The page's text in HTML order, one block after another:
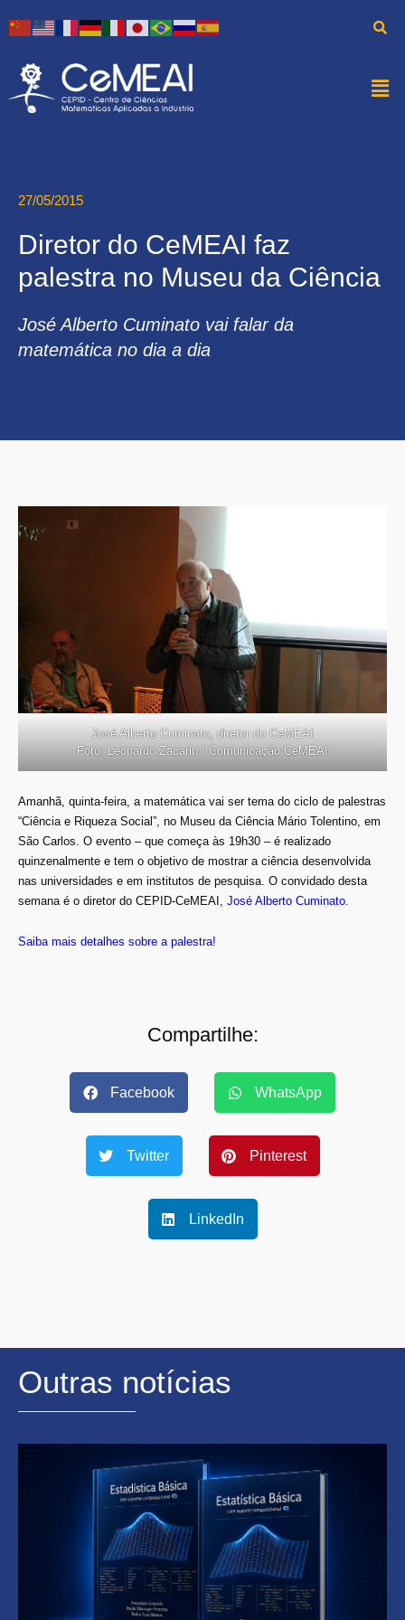
27/05/2015
Diretor do CeMEAI faz
palestra no Museu da Ciência
José Alberto Cuminato vai falar da
matemática no dia a dia
José Alberto Cuminato, diretor do CeMEAI
Foto: Leonardo Zacarin / Comunicação CeMEAI
Amanhã, quinta-feira, a matemática vai ser tema do ciclo de palestras
“Ciência e Riqueza Social”, no Museu da Ciência Mário Tolentino, em
São Carlos. O evento – que começa às 19h30 – é realizado
quinzenalmente e tem o objetivo de mostrar a ciência desenvolvida
nas universidades e em institutos de pesquisa. O convidado desta
semana é o diretor do CEPID-CeMEAI, José Alberto Cuminato.
Saiba mais detalhes sobre a palestra!
Compartilhe:
Facebook WhatsApp
Twitter Pinterest
LinkedIn
Outras notícias